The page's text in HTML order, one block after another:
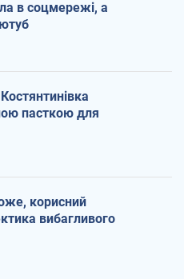
в соцмережі, а
пасткою для
корисний
вибагливого